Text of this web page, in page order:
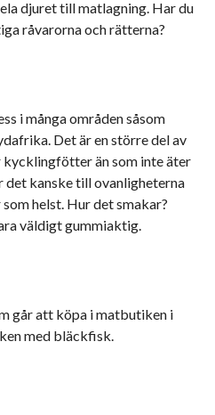
djuret till matlagning. Har du
råvarorna och rätterna?
i många områden såsom
Det är en större del av
än som inte äter
det kanske till ovanligheterna
helst. Hur det smakar?
väldigt gummiaktig.
går att köpa i matbutiken i
med bläckfisk.